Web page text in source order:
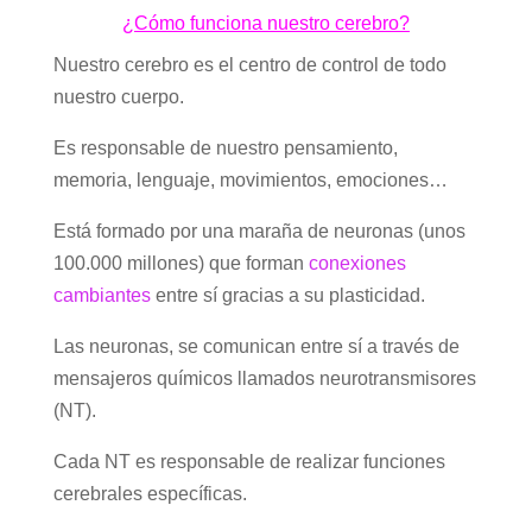
¿Cómo funciona nuestro cerebro?
Nuestro cerebro es el centro de control de todo
nuestro cuerpo.
Es responsable de nuestro pensamiento,
memoria, lenguaje, movimientos, emociones…
Está formado por una maraña de neuronas (unos
100.000 millones) que forman conexiones
cambiantesentre sí gracias a su plasticidad.
Las neuronas, se comunican entre sí a través de
mensajeros químicos llamados neurotransmisores
(NT).
Cada NT es responsable de realizar funciones
cerebrales específicas.